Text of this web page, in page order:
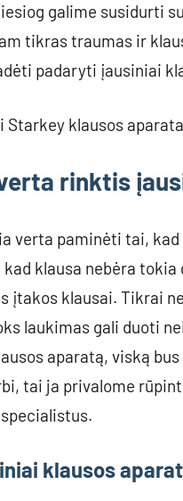
galime susidurti
tikras traumas ir
padaryti įausiniai
Starkey klausos
rinktis
verta paminėti tai,
klausa nebėra
įtakos klausai. Tikrai
laukimas gali duoti
aparatą, viską
tai ja privalome
klausos